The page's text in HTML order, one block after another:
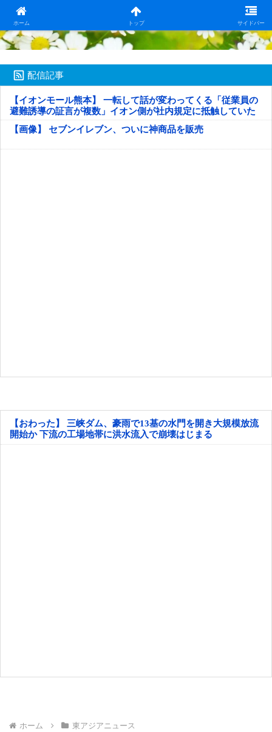
ホーム トップ サイドバー
日本第一！ニュース録
配信記事
【イオンモール熊本】 一転して話が変わってくる「従業員の
避難誘導の証言が複数」イオン側が社内規定に抵触していた
疑い
【画像】 セブンイレブン、ついに神商品を販売
【おわった】 三峡ダム、豪雨で13基の水門を開き大規模放流
開始か 下流の工場地帯に洪水流入で崩壊はじまる
ホーム 東アジアニュース